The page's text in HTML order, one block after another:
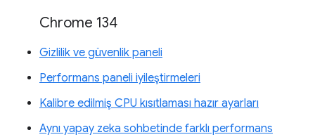
Chrome 134
Gizlilik ve güvenlik paneli
Performans paneli iyileştirmeleri
Kalibre edilmiş CPU kısıtlaması hazır ayarları
Aynı yapay zeka sohbetinde farklı performans